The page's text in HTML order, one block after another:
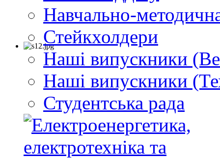
Навчально-
Стейкхолдери
Наші випускники
Наші випускники
Студентська рада